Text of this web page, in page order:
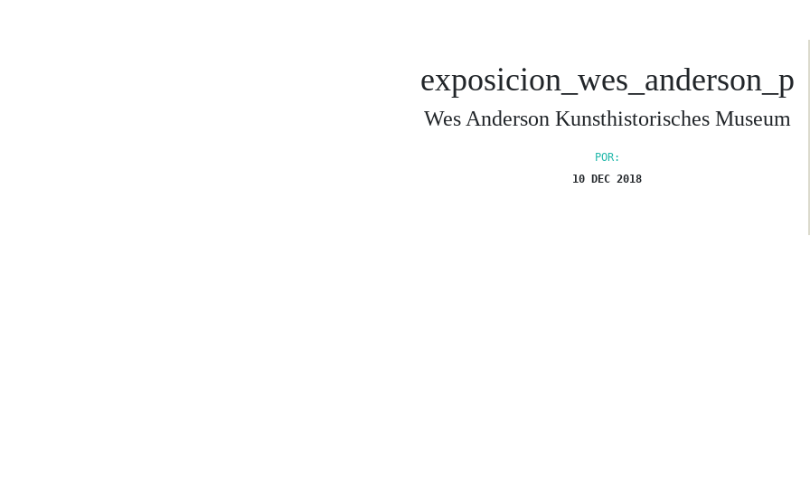
exposicion_wes_anderson_p
Wes Anderson Kunsthistorisches Museum
POR:
10 DEC 2018